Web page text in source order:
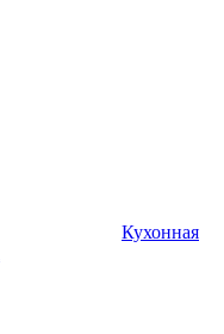
Кухонная